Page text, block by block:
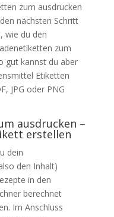
zum ausdrucken
nächsten Schritt
wie du den
zum
gut kannst du aber
Etiketten
JPG oder PNG
ausdrucken –
erstellen
dein
den Inhalt)
in den
berechnet
Im Anschluss